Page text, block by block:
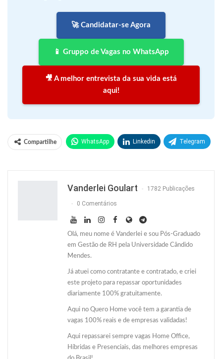
🚀 Candidatar-se Agora
📱 Gruppo de Vagas no WhatsApp
🎥 A melhor entrevista da sua vida está
aqui!
Compartilhe WhatsApp Linkedin Telegram
Vanderlei Goulart 1782 Publicações
0 Comentários
Olá, meu nome é Vanderlei e sou Pós-Graduado
em Gestão de RH pela Universidade Cândido
Mendes.
Já atuei como contratante e contratado, e criei
este projeto para repassar oportunidades
diariamente 100% gratuitamente.
Aqui no Quero Home você tem a garantia de
vagas 100% reais e de empresas validadas!
Aqui repassarei sempre vagas Home Office,
Híbridas e Presenciais, das melhores empresas